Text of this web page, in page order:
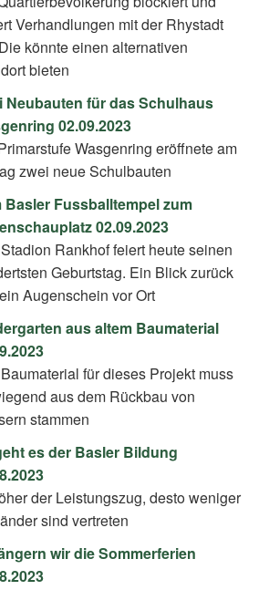
Verhandlungen mit der Rhystadt
könnte einen alternativen
bieten
Neubauten für das Schulhaus
02.09.2023
Wasgenring eröffnete am
zwei neue Schulbauten
Basler Fussballtempel zum
02.09.2023
Rankhof feiert heute seinen
Geburtstag. Ein Blick zurück
Augenschein vor Ort
aus altem Baumaterial
für dieses Projekt muss
aus dem Rückbau von
stammen
es der Basler Bildung
der Leistungszug, desto weniger
sind vertreten
wir die Sommerferien